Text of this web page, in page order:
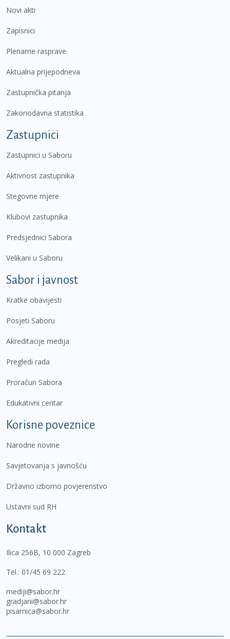
Novi akti
Zapisnici
Plenarne rasprave
Aktualna prijepodneva
Zastupnička pitanja
Zakonodavna statistika
Zastupnici
Zastupnici u Saboru
Aktivnost zastupnika
Stegovne mjere
Klubovi zastupnika
Predsjednici Sabora
Velikani u Saboru
Sabor i javnost
Kratke obavijesti
Posjeti Saboru
Akreditacije medija
Pregledi rada
Proračun Sabora
Edukativni centar
Korisne poveznice
Narodne novine
Savjetovanja s javnošću
Državno izborno povjerenstvo
Ustavni sud RH
Kontakt
Ilica 256B, 10 000 Zagreb
Tel.: 01/45 69 222
mediji@sabor.hr
gradjani@sabor.hr
pisarnica@sabor.hr